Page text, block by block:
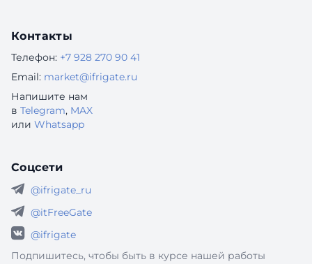
Контакты
Телефон: +7 928 270 90 41
Email: market@ifrigate.ru
Напишите нам
в Telegram, MAX
или Whatsapp
Соцсети
@ifrigate_ru
@itFreeGate
@ifrigate
Подпишитесь, чтобы быть в курсе нашей работы